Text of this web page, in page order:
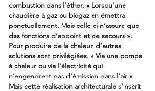
combustion dans l’éther. « Lorsqu’une
chaudière à gaz ou biogaz en émettra
ponctuellement. Mais celle-ci n’assure que
des fonctions d’appoint et de secours ».
Pour produire de la chaleur, d’autres
solutions sont privilégiées. « Via une pompe
à chaleur ou via l’électricité qui
n’engendrent pas d’émission dans l’air ».
Mais cette réalisation architecturale s’inscrit